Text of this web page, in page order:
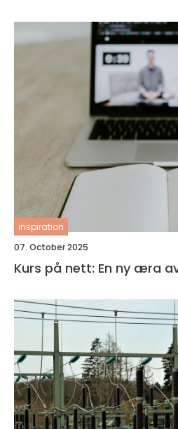
inspiration
07. October 2025
Kurs på nett: En ny æra